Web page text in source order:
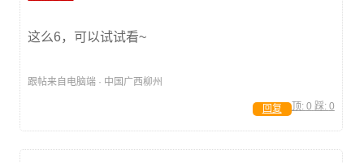
这么6，可以试试看~
跟帖来自电脑端 · 中国广西柳州
顶: 0 踩: 0
回复